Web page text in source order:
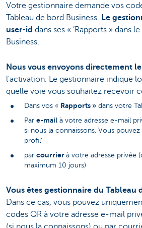
Votre gestionnaire demande vos
Tableau de bord Business.
Le
user-id dans ses « ’Rapports » dans
Business.
Nous vous envoyons directement
l'activation. Le gestionnaire indique
quelle voie vous souhaitez recevoir
Dans vos « Rapports » dans votre
Par e-mail à votre adresse e-mail
si nous la connaissons. Vous
profil'
par courrier à votre adresse privée
maximum 10 jours)
Vous êtes gestionnaire du Tableau
Dans ce cas, vous pouvez
codes QR à votre adresse e-mail